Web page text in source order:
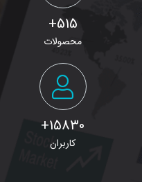
515+
محصولات
15830+
کاربران